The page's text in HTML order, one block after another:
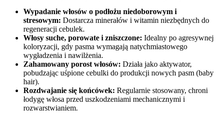
Wypadanie włosów o podłożu niedoborowym i
stresowym: Dostarcza minerałów i witamin niezbędnych do
regeneracji cebulek.
Włosy suche, porowate i zniszczone: Idealny po agresywnej
koloryzacji, gdy pasma wymagają natychmiastowego
wygładzenia i nawilżenia.
Zahamowany porost włosów: Działa jako aktywator,
pobudzając uśpione cebulki do produkcji nowych pasm (baby
hair).
Rozdwajanie się końcówek: Regularnie stosowany, chroni
łodygę włosa przed uszkodzeniami mechanicznymi i
rozwarstwianiem.